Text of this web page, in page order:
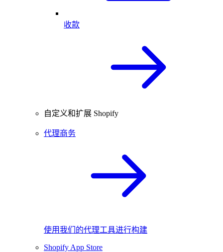
收款
自定义和扩展 Shopify
代理商务
使用我们的代理工具进行构建
Shopify App Store